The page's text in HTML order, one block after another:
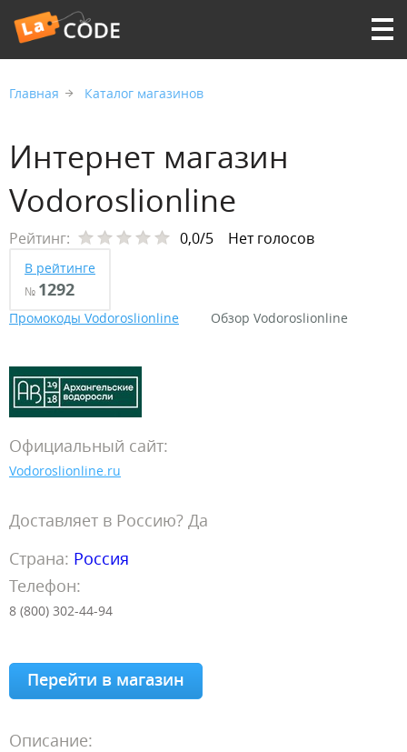
Главная Каталог магазинов
Интернет магазин
Vodoroslionline
Рейтинг: 0,0/5 Нет голосов
В рейтинге
№ 1292
Промокоды Vodoroslionline Обзор Vodoroslionline
Официальный сайт:
Vodoroslionline.ru
Доставляет в Россию? Да
Страна: Россия
Телефон:
8 (800) 302-44-94
Перейти в магазин
Описание: